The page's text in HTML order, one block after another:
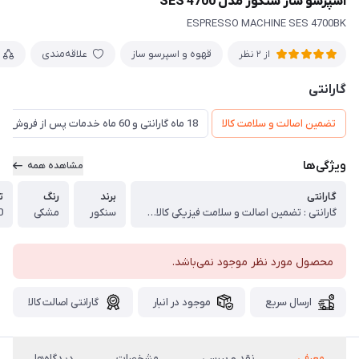
ESPRESSO MACHINE SES 4700BK
از 2 نظر قهوه و اسپرسو ساز علاقه‌مندی
گارانتی
تضمین اصالت و سلامت کالا 18 ماه گارانتی و 60 ماه خدمات پس از فروش و ضمانت تعویض
ویژگی‌ها مشاهده همه
گارانتی
گارانتی : تضمین اصالت و سلامت فیزیکی کالا (اورجینال)
برند
سنکور
رنگ
مشکی
محصول مورد نظر موجود نمی‌باشد.
ارسال سریع موجود در انبار گارانتی اصالت کالا